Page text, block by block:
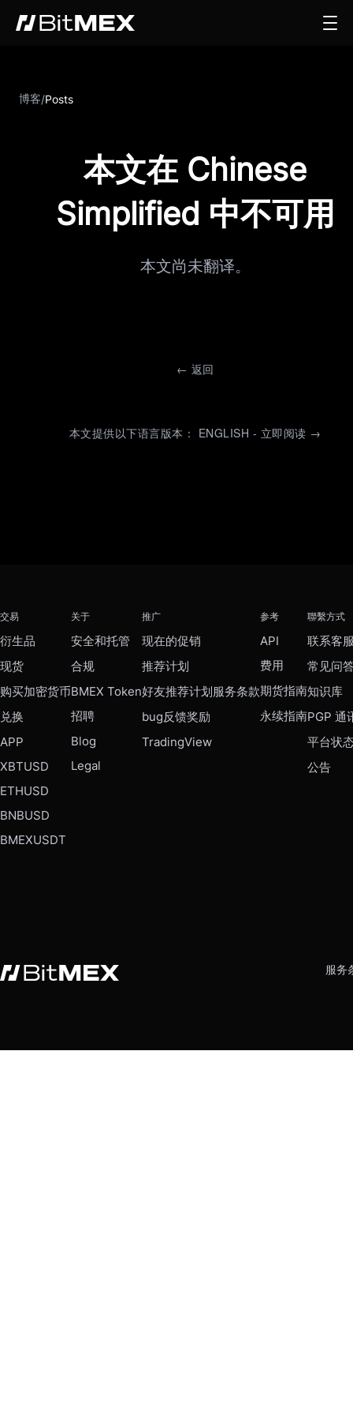
博客/Posts
本文在 Chinese
Simplified 中不可用
本文尚未翻译。
← 返回
本文提供以下语言版本： ENGLISH - 立即阅读 →
交易
衍生品
现货
购买加密货币
兑换
APP
XBTUSD
ETHUSD
BNBUSD
BMEXUSDT
关于
安全和托管
合规
BMEX Token
招聘
Blog
Legal
推广
现在的促销
推荐计划
好友推荐计划服务条款
bug反馈奖励
TradingView
参考
API
费用
期货指南
永续指南
聯繫方式
联系客
常见问
知识库
PGP 通
平台状
公告
服务